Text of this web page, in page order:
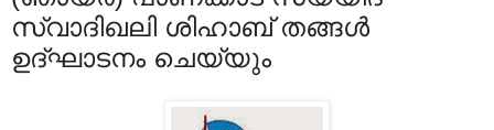
സ്വാദിഖലി ശിഹാബ് തങ്ങള്‍
ഉദ്ഘാടനം ചെയ്യും